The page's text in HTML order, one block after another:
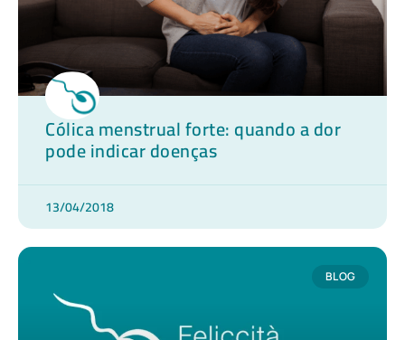
Cólica menstrual forte: quando a dor
pode indicar doenças
13/04/2018
BLOG